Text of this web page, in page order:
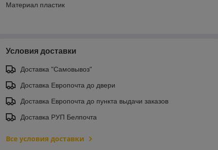
Материал пластик
Условия доставки
Доставка "Самовывоз"
Доставка Европочта до двери
Доставка Европочта до пункта выдачи заказов
Доставка РУП Белпочта
Все условия доставки